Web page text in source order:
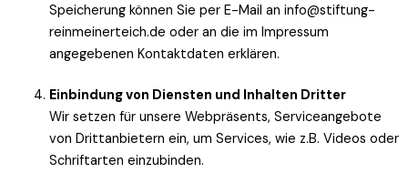
Speicherung können Sie per E-Mail an info@stiftung-
reinmeinerteich.de oder an die im Impressum
angegebenen Kontaktdaten erklären.
Einbindung von Diensten und Inhalten Dritter
Wir setzen für unsere Webpräsents, Serviceangebote
von Drittanbietern ein, um Services, wie z.B. Videos oder
Schriftarten einzubinden.